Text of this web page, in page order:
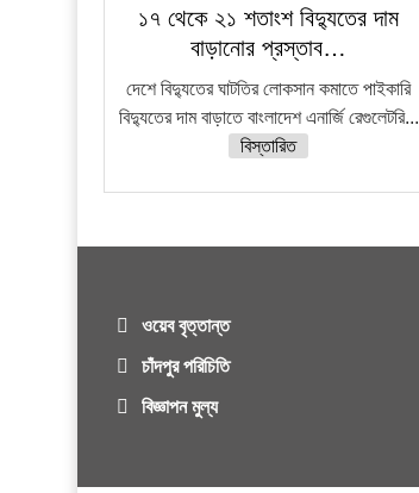
১৭ থেকে ২১ শতাংশ বিদ্যুতের দাম
বাড়ানোর প্রস্তাব…
দেশে বিদ্যুতের ঘাটতির লোকসান কমাতে পাইকারি
বিদ্যুতের দাম বাড়াতে বাংলাদেশ এনার্জি রেগুলেটরি...
বিস্তারিত
ওয়েব বৃত্তান্ত
চাঁদপুর পরিচিতি
বিজ্ঞাপন মুল্য